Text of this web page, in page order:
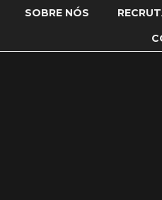
SOBRE NÓS